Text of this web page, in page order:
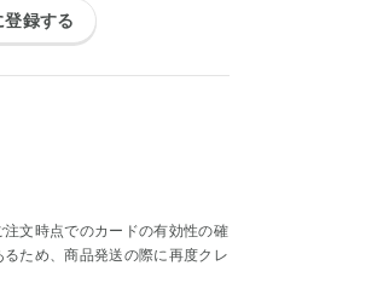
録する
文時点でのカードの有効性の確
ため、商品発送の際に再度クレ